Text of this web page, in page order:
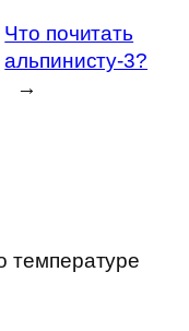
Что почитать
альпинисту-3?
→
температуре